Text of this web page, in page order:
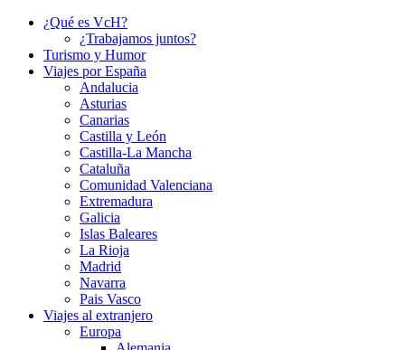
¿Qué es VcH?
¿Trabajamos juntos?
Turismo y Humor
Viajes por España
Andalucia
Asturias
Canarias
Castilla y León
Castilla-La Mancha
Cataluña
Comunidad Valenciana
Extremadura
Galicia
Islas Baleares
La Rioja
Madrid
Navarra
Pais Vasco
Viajes al extranjero
Europa